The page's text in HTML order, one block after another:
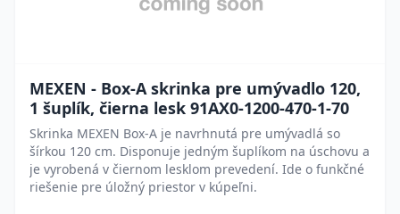
MEXEN - Box-A skrinka pre umývadlo 120,
1 šuplík, čierna lesk 91AX0-1200-470-1-70
Skrinka MEXEN Box-A je navrhnutá pre umývadlá so
šírkou 120 cm. Disponuje jedným šuplíkom na úschovu a
je vyrobená v čiernom lesklom prevedení. Ide o funkčné
riešenie pre úložný priestor v kúpeľni.